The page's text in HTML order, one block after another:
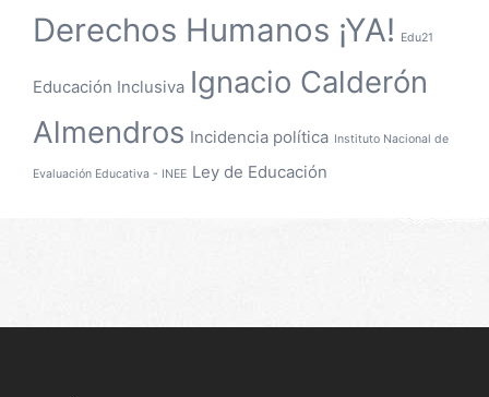
Derechos Humanos ¡YA! Edu21
Educación Inclusiva Ignacio Calderón
Almendros Incidencia política Instituto Nacional de
Evaluación Educativa - INEE Ley de Educación